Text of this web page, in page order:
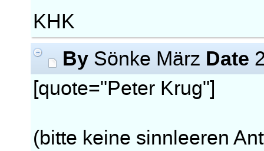
KHK
By Sönke März Date
[quote="Peter Krug"]
(bitte keine sinnleeren